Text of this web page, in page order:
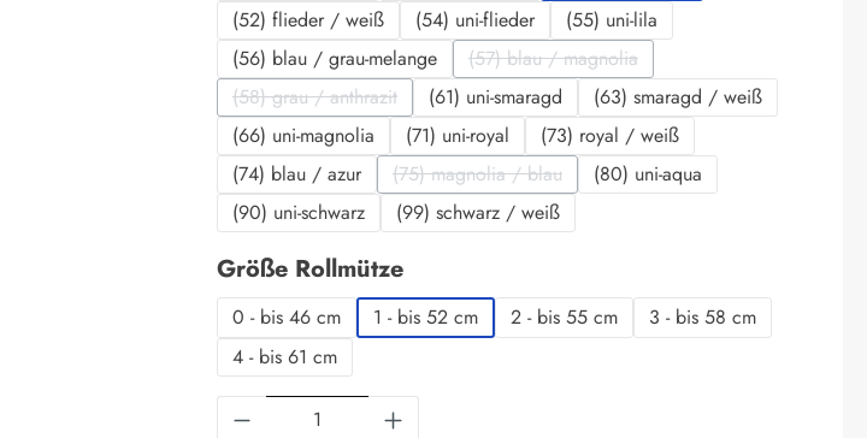
(52) flieder / weiß
(54) uni-flieder
(55) uni-lila
(56) blau / grau-melange
(57) blau / magnolia
(Diese Option ist zurzeit nicht verfügbar.)
(58) grau / anthrazit
(Diese Option ist zurzeit nicht verfügbar.)
(61) uni-smaragd
(63) smaragd / weiß
(66) uni-magnolia
(71) uni-royal
(73) royal / weiß
(74) blau / azur
(75) magnolia / blau
(Diese Option ist zurzeit nicht verfügbar.)
(80) uni-aqua
(90) uni-schwarz
(99) schwarz / weiß
Größe Rollmützeauswählen
0 - bis 46 cm 1 - bis 52 cm 2 - bis 55 cm
3 - bis 58 cm
4 - bis 61 cm
Produkt Anzahl: Gib den gewünschten Wert ein